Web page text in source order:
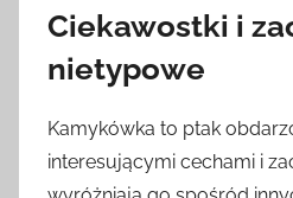
Ciekawostki i
nietypowe
Kamykówka to ptak
interesującymi cechami i